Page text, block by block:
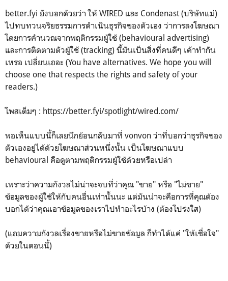
better.fyi ยังบอกด้วยว่า ให้ WIRED และ Condenast (บริษัทแม่)
ไปทบทวนจริยธรรมการดำเนินธุรกิจของตัวเอง ว่าการลงโฆษณา
โดยการคำนวณจากพฤติกรรมผู้ใช้ (behavioural advertising)
และการติดตามตัวผู้ใช้ (tracking) นี้มันเป็นสิ่งที่คนดีๆ เค้าทำกัน
เหรอ เปลี่ยนเถอะ (You have alternatives. We hope you will
choose one that respects the rights and safety of your
readers.)
โพสเต็มๆ : https://better.fyi/spotlight/wired.com/
พอเห็นแบบนี้ก็เลยนึกย้อนกลับมาที่ vonvon ว่าที่บอกว่าธุรกิจของ
ตัวเองอยู่ได้ด้วยโฆษณาส่วนหนึ่งนั้น เป็นโฆษณาแบบ
behavioural คือดูตามพฤติกรรมผู้ใช้ด้วยหรือเปล่า
เพราะว่าความกังวลไม่น่าจะจบที่ว่าคุณ "ขาย" หรือ "ไม่ขาย"
ข้อมูลของผู้ใช้ให้กับคนอื่นเท่านั้นนะ แต่มันน่าจะคือการที่คุณต้อง
บอกได้ว่าคุณเอาข้อมูลของเราไปทำอะไรบ้าง (ต้องโปร่งใส)
(แถมความกังวลเรื่องขายหรือไม่ขายข้อมูล ก็ทำได้แค่ "ให้เชื่อใจ"
ด้วยในตอนนี้)